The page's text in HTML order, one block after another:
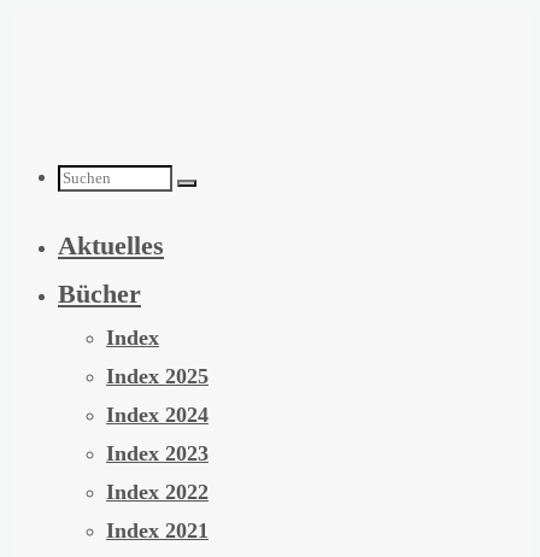
Suchen
nach:
Aktuelles
Bücher
Index
Index 2025
Index 2024
Index 2023
Index 2022
Index 2021